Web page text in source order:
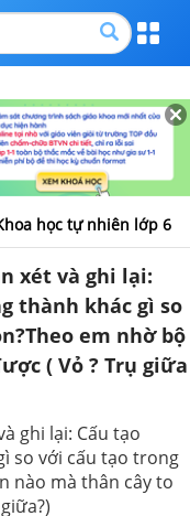
học tự nhiên lớp 6
xét và ghi lại:
thành khác gì so
em nhờ bộ
( Vỏ ? Trụ giữa
ghi lại: Cấu tạo
so với cấu tạo trong
nào mà thân cây to